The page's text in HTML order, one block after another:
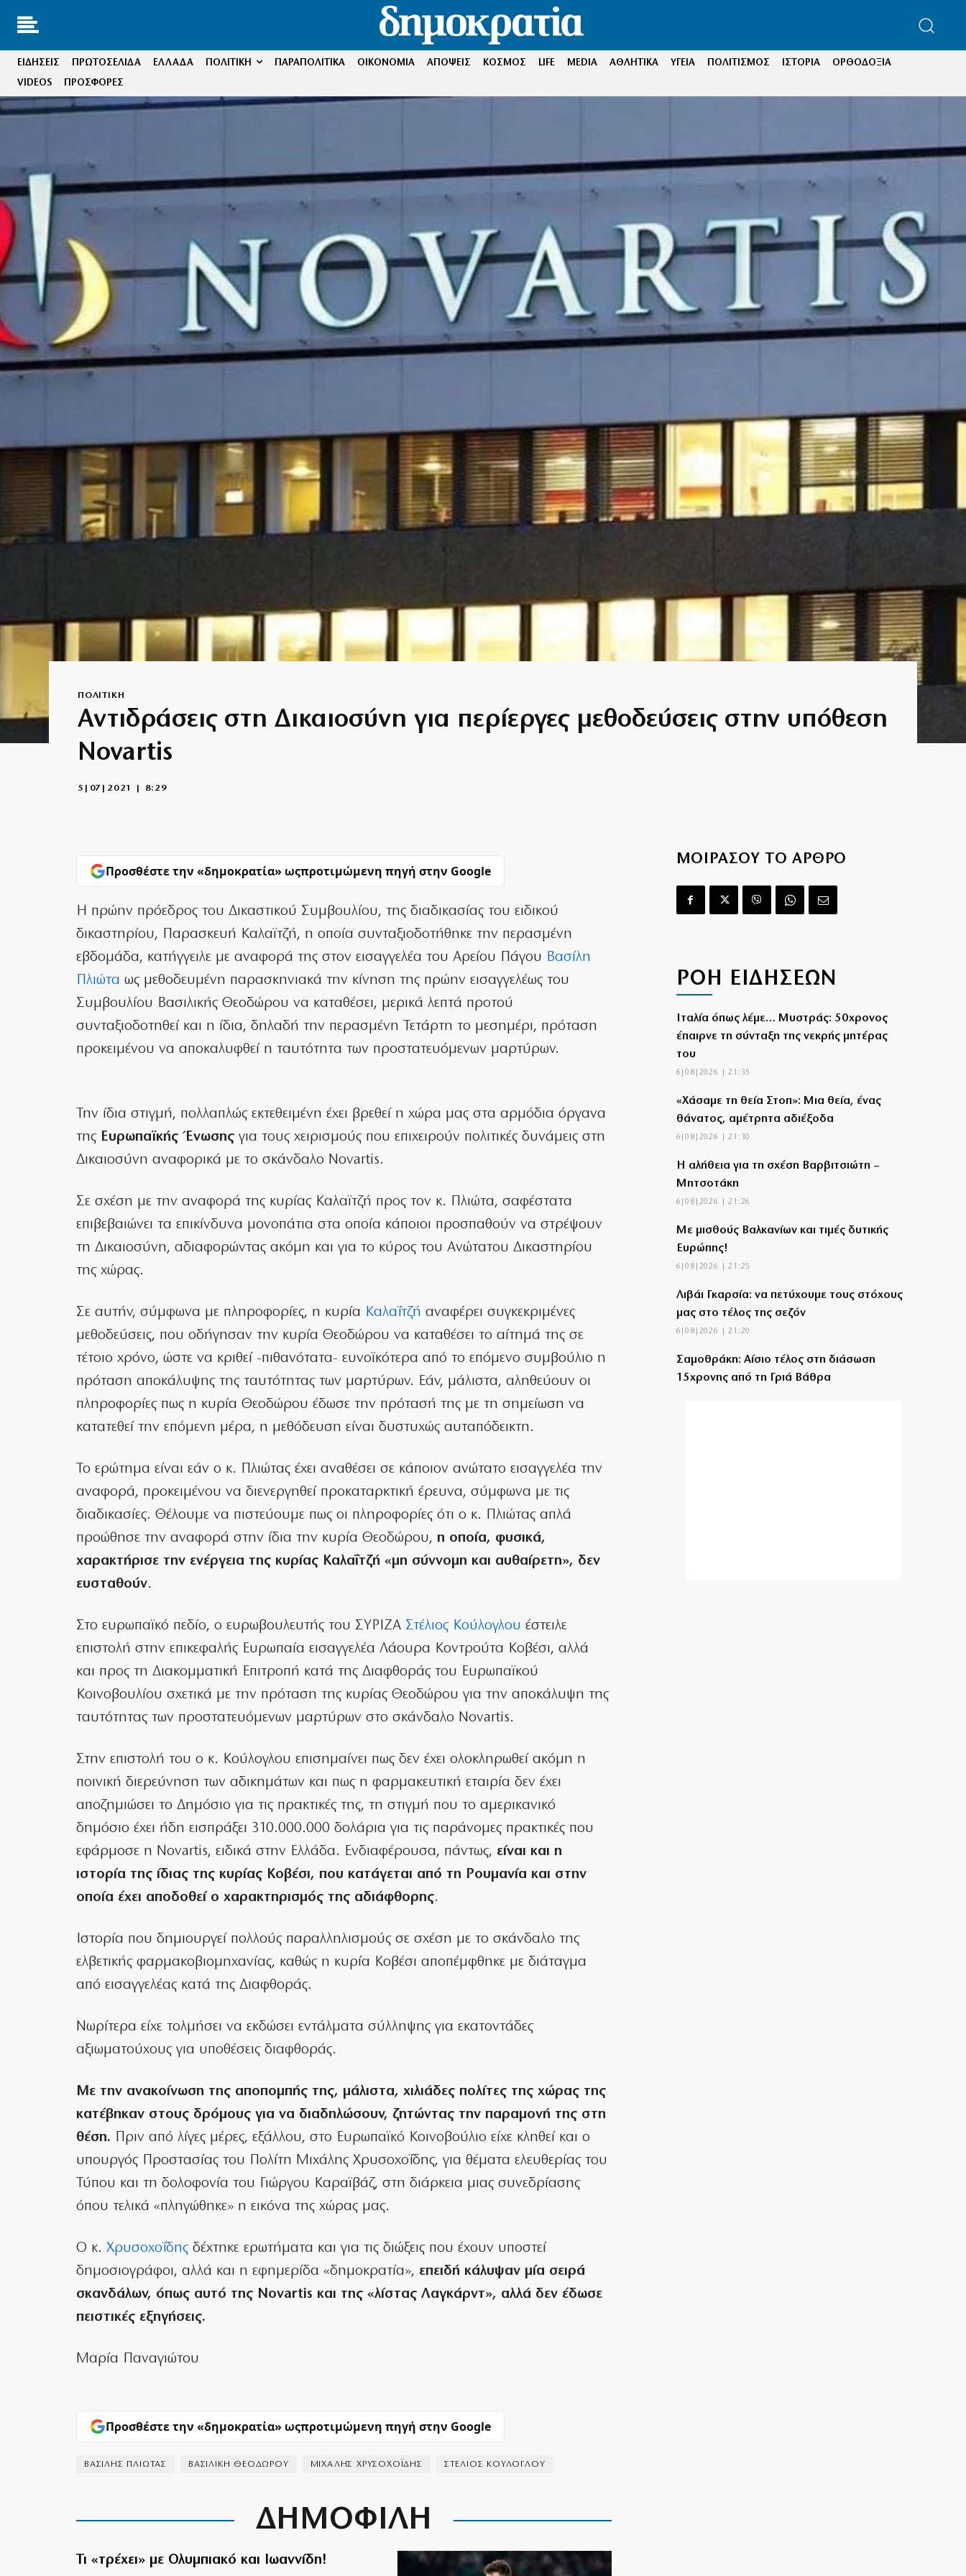
ΕΙΔΗΣΕΙΣ ΠΡΩΤΟΣΕΛΙΔΑ ΕΛΛΑΔΑ ΠΟΛΙΤΙΚΗ ΠΑΡΑΠΟΛΙΤΙΚΑ ΟΙΚΟΝΟΜΙΑ ΑΠΟΨΕΙΣ ΚΟΣΜΟΣ LIFE MEDIA ΑΘΛΗΤΙΚΑ ΥΓΕΙΑ ΠΟΛΙΤΙΣΜΟΣ ΙΣΤΟΡΙΑ
ΟΡΘΟΔΟΞΙΑ
VIDEOS
ΠΡΟΣΦΟΡΕΣ
ΠΟΛΙΤΙΚΗ
Αντιδράσεις στη Δικαιοσύνη για περίεργες μεθοδεύσεις στην υπόθεση
Novartis
5|07|2021 | 8:29
Προσθέστε την «δημοκρατία» ωςπροτιμώμενη πηγή στην Google
H πρώην πρόεδρος του Δικαστικού Συμβουλίου, της διαδικασίας του ειδικού
δικαστηρίου, Παρασκευή Καλαϊτζή, η οποία συνταξιοδοτήθηκε την περασμένη
εβδομάδα, κατήγγειλε με αναφορά της στον εισαγγελέα του Αρείου Πάγου Βασίλη
Πλιώτα ως μεθοδευμένη παρασκηνιακά την κίνηση της πρώην εισαγγελέως του
Συμβουλίου Βασιλικής Θεοδώρου να καταθέσει, μερικά λεπτά προτού
συνταξιοδοτηθεί και η ίδια, δηλαδή την περασμένη Τετάρτη το μεσημέρι, πρόταση
προκειμένου να αποκαλυφθεί η ταυτότητα των προστατευόμενων μαρτύρων.
Την ίδια στιγμή, πολλαπλώς εκτεθειμένη έχει βρεθεί η χώρα μας στα αρμόδια όργανα
της Ευρωπαϊκής Ένωσης για τους χειρισμούς που επιχειρούν πολιτικές δυνάμεις στη
Δικαιοσύνη αναφορικά με το σκάνδαλο Novartis.
Σε σχέση με την αναφορά της κυρίας Καλαϊτζή προς τον κ. Πλιώτα, σαφέστατα
επιβεβαιώνει τα επικίνδυνα μονοπάτια στα οποία κάποιοι προσπαθούν να στρέψουν
τη Δικαιοσύνη, αδιαφορώντας ακόμη και για το κύρος του Ανώτατου Δικαστηρίου
της χώρας.
Σε αυτήν, σύμφωνα με πληροφορίες, η κυρία Καλαΐτζή αναφέρει συγκεκριμένες
μεθοδεύσεις, που οδήγησαν την κυρία Θεοδώρου να καταθέσει το αίτημά της σε
τέτοιο χρόνο, ώστε να κριθεί -πιθανότατα- ευνοϊκότερα από το επόμενο συμβούλιο η
πρόταση αποκάλυψης της ταυτότητας των μαρτύρων. Εάν, μάλιστα, αληθεύουν οι
πληροφορίες πως η κυρία Θεοδώρου έδωσε την πρότασή της με τη σημείωση να
κατατεθεί την επόμενη μέρα, η μεθόδευση είναι δυστυχώς αυταπόδεικτη.
Το ερώτημα είναι εάν ο κ. Πλιώτας έχει αναθέσει σε κάποιον ανώτατο εισαγγελέα την
αναφορά, προκειμένου να διενεργηθεί προκαταρκτική έρευνα, σύμφωνα με τις
διαδικασίες. Θέλουμε να πιστεύουμε πως οι πληροφορίες ότι ο κ. Πλιώτας απλά
προώθησε την αναφορά στην ίδια την κυρία Θεοδώρου, η οποία, φυσικά,
χαρακτήρισε την ενέργεια της κυρίας Καλαΐτζή «μη σύννομη και αυθαίρετη», δεν
ευσταθούν.
Στο ευρωπαϊκό πεδίο, ο ευρωβουλευτής του ΣΥΡΙΖΑ Στέλιος Κούλογλου έστειλε
επιστολή στην επικεφαλής Ευρωπαία εισαγγελέα Λάουρα Κοντρούτα Κοβέσι, αλλά
και προς τη Διακομματική Επιτροπή κατά της Διαφθοράς του Ευρωπαϊκού
Κοινοβουλίου σχετικά με την πρόταση της κυρίας Θεοδώρου για την αποκάλυψη της
ταυτότητας των προστατευόμενων μαρτύρων στο σκάνδαλο Novartis.
Στην επιστολή του ο κ. Κούλογλου επισημαίνει πως δεν έχει ολοκληρωθεί ακόμη η
ποινική διερεύνηση των αδικημάτων και πως η φαρμακευτική εταιρία δεν έχει
αποζημιώσει το Δημόσιο για τις πρακτικές της, τη στιγμή που το αμερικανικό
δημόσιο έχει ήδη εισπράξει 310.000.000 δολάρια για τις παράνομες πρακτικές που
εφάρμοσε η Novartis, ειδικά στην Ελλάδα. Ενδιαφέρουσα, πάντως, είναι και η
ιστορία της ίδιας της κυρίας Κοβέσι, που κατάγεται από τη Ρουμανία και στην
οποία έχει αποδοθεί ο χαρακτηρισμός της αδιάφθορης.
Ιστορία που δημιουργεί πολλούς παραλληλισμούς σε σχέση με το σκάνδαλο της
ελβετικής φαρμακοβιομηχανίας, καθώς η κυρία Κοβέσι αποπέμφθηκε με διάταγμα
από εισαγγελέας κατά της Διαφθοράς.
Νωρίτερα είχε τολμήσει να εκδώσει εντάλματα σύλληψης για εκατοντάδες
αξιωματούχους για υποθέσεις διαφθοράς.
Με την ανακοίνωση της αποπομπής της, μάλιστα, χιλιάδες πολίτες της χώρας της
κατέβηκαν στους δρόμους για να διαδηλώσουν, ζητώντας την παραμονή της στη
θέση. Πριν από λίγες μέρες, εξάλλου, στο Ευρωπαϊκό Κοινοβούλιο είχε κληθεί και ο
υπουργός Προστασίας του Πολίτη Μιχάλης Χρυσοχοΐδης, για θέματα ελευθερίας του
Τύπου και τη δολοφονία του Γιώργου Καραϊβάζ, στη διάρκεια μιας συνεδρίασης
όπου τελικά «πληγώθηκε» η εικόνα της χώρας μας.
Ο κ. Χρυσοχοΐδηςδέχτηκε ερωτήματα και για τις διώξεις που έχουν υποστεί
δημοσιογράφοι, αλλά και η εφημερίδα «δημοκρατία», επειδή κάλυψαν μία σειρά
σκανδάλων, όπως αυτό της Novartis και της «λίστας Λαγκάρντ», αλλά δεν έδωσε
πειστικές εξηγήσεις.
Μαρία Παναγιώτου
Προσθέστε την «δημοκρατία» ωςπροτιμώμενη πηγή στην Google
ΒΑΣΙΛΗΣ ΠΛΙΩΤΑΣ ΒΑΣΙΛΙΚΗ ΘΕΟΔΩΡΟΥ ΜΙΧΑΛΗΣ ΧΡΥΣΟΧΟΪ́ΔΗΣ ΣΤΕΛΙΟΣ ΚΟΥΛΟΓΛΟΥ
ΔΗΜΟΦΙΛΗ
Τι «τρέχει» με Ολυμπιακό και Ιωαννίδη!
ΜΟΙΡΑΣΟΥ ΤΟ ΑΡΘΡΟ
ΡΟΗ ΕΙΔΗΣΕΩΝ
Ιταλία όπως λέμε… Μυστράς: 50χρονος
έπαιρνε τη σύνταξη της νεκρής μητέρας
του
6|08|2026 | 21:35
«Χάσαμε τη θεία Στοπ»: Μια θεία, ένας
θάνατος, αμέτρητα αδιέξοδα
6|08|2026 | 21:30
Η αλήθεια για τη σχέση Βαρβιτσιώτη –
Μητσοτάκη
6|08|2026 | 21:26
Με μισθούς Βαλκανίων και τιμές δυτικής
Ευρώπης!
6|08|2026 | 21:25
Λιβάι Γκαρσία: να πετύχουμε τους στόχους
μας στο τέλος της σεζόν
6|08|2026 | 21:20
Σαμοθράκη: Αίσιο τέλος στη διάσωση
15χρονης από τη Γριά Βάθρα